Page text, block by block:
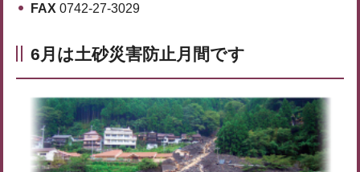
FAX 0742-27-3029
6月は土砂災害防止月間です